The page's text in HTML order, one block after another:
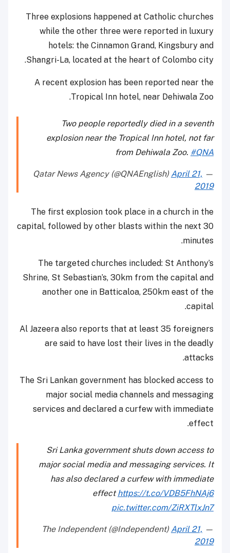
Three explosions happened at Catholic churches
while the other three were reported in luxury
hotels: the Cinnamon Grand, Kingsbury and
Shangri-La, located at the heart of Colombo city.
A recent explosion has been reported near the
Tropical Inn hotel, near Dehiwala Zoo.
Two people reportedly died in a seventh
explosion near the Tropical Inn hotel, not far
from Dehiwala Zoo. #QNA
— Qatar News Agency (@QNAEnglish)
April 21,
2019
The first explosion took place in a church in the
capital, followed by other blasts within the next 30
minutes.
The targeted churches included: St Anthony’s
Shrine, St Sebastian’s, 30km from the capital and
another one in Batticaloa, 250km east of the
capital.
Al Jazeera also reports that at least 35 foreigners
are said to have lost their lives in the deadly
attacks.
The Sri Lankan government has blocked access to
major social media channels and messaging
services and declared a curfew with immediate
effect.
Sri Lanka government shuts down access to
major social media and messaging services. It
has also declared a curfew with immediate
effecthttps://t.co/VDB5FhNAj6
pic.twitter.com/ZiRXTlxJn7
— The Independent (@Independent)
April 21,
2019